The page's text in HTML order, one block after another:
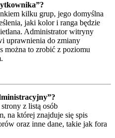
kilku grup, jego domyślna
jaki kolor i ranga będzie
Administrator witryny
uprawnienia do zmiany
można to zrobić z poziomu
z listą osób
na której znajduje się spis
oraz inne dane, takie jak fora